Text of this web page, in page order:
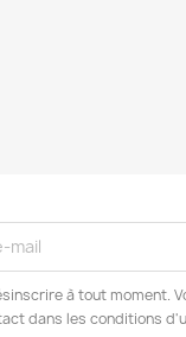
à tout moment.
dans les conditions